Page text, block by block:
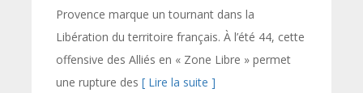
Provence marque un tournant dans la
Libération du territoire français. À l’été 44, cette
offensive des Alliés en « Zone Libre » permet
une rupture des [ Lire la suite ]